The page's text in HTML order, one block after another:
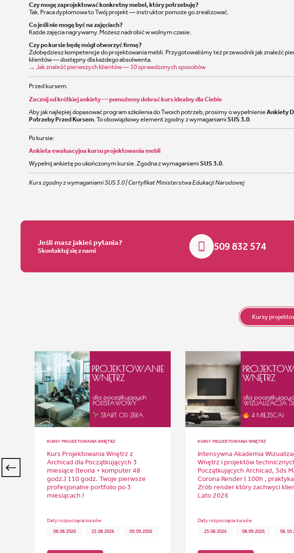
Czy mogę zaprojektować konkretny mebel, który potrzebuję?
Tak. Praca dyplomowa to Twój projekt — instruktor pomoże go zrealizować.
Co jeśli nie mogę być na zajęciach?
Każde zajęcia nagrywamy. Możesz nadrobić w wolnym czasie.
Czy po kursie będę mógł otworzyć firmę?
Zdobędziesz kompetencje do projektowania mebli. Przygotowaliśmy też przewodnik jak znaleźć
klientów — dostępny dla każdego absolwenta.
→ Jak znaleźć pierwszych klientów — 10 sprawdzonych sposobów
Przed kursem:
Zacznij od krótkiej ankiety — pomożemy dobrać kurs idealny dla Ciebie
Aby jak najlepiej dopasować program szkolenia do Twoich potrzeb, prosimy o wypełnienieAnkiety
Potrzeby Przed Kursem. To obowiązkowy element zgodny z wymaganiami SUS 3.0.
Po kursie:
Ankieta ewaluacyjna kursu projektowania mebli
Wypełnij ankietę po ukończonym kursie. Zgodna z wymaganiami SUS 3.0.
Kurs zgodny z wymaganiami SUS 3.0 | Certyfikat Ministerstwa Edukacji Narodowej
Jeśli masz jakieś pytania?
Skontaktuj się z nami 509 832 574
Kursy
KURSY PROJEKTOWANIA WNĘTRZ
Kurs Projektowania Wnętrz z
Archicad dla Początkujących 3
miesiące (teoria + komputer 48
godz.) 110 godz. Twoje pierwsze
profesjonalne portfolio po 3
miesiącach !
Daty rozpoczęcia kursów
08.08.2026
22.08.2026 05.09.2026
KURSY PROJEKTOWANIA WNĘTRZ
Intensywna Akademia
Wnętrz i projektów
Początkujących Archicad, 3ds
Corona Render ( 100h ,
Zrób render który zachwyci
Lato 2026
Daty rozpoczęcia kursów
25.08.2026
08.09.2026